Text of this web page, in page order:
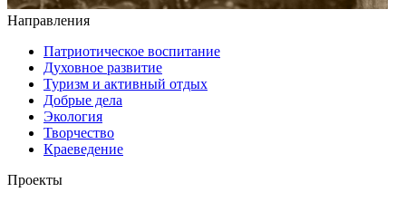
Направления
Патриотическое воспитание
Духовное развитие
Туризм и активный отдых
Добрые дела
Экология
Творчество
Краеведение
Проекты